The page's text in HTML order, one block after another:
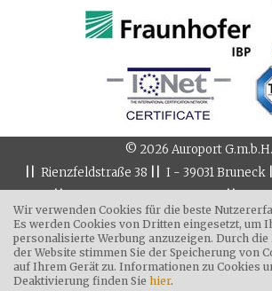
Wir verwenden Cookies für die beste
Es werden Cookies von Dritten eingesetzt, um
personalisierte Werbung anzuzeigen. Durch die
der Website stimmen Sie der Speicherung von
auf Ihrem Gerät zu. Informationen zu Cookies
Deaktivierung finden Sie hier.
© 2026 Auroport G.m.b.H.
||Rienzfeldstraße 38 ||I - 39031 Bruneck
|| ||
info@auroport.it
MwSt-Nr. IT 01688160215 |
Impressum||Privacy||Cookies||
produced by